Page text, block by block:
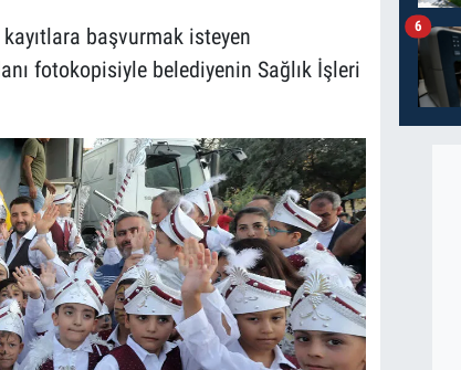
başvurmak isteyen
fotokopisiyle belediyenin Sağlık İşleri
6